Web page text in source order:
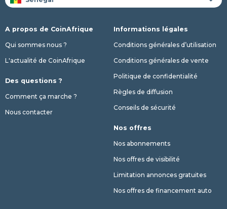
A propos de CoinAfrique
Qui sommes nous ?
L'actualité de CoinAfrique
Des questions ?
Comment ça marche ?
Nous contacter
Informations légales
Conditions générales d’utilisation
Conditions générales de vente
Politique de confidentialité
Règles de diffusion
Conseils de sécurité
Nos offres
Nos abonnements
Nos offres de visibilité
Limitation annonces gratuites
Nos offres de financement auto